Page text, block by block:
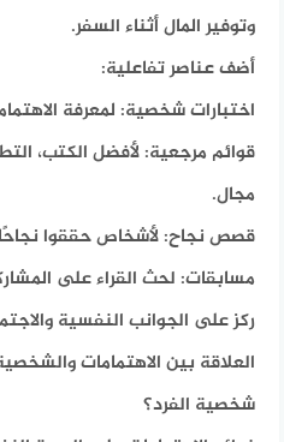
وتوفير المال أثناء السفر.
أضف عناصر تفاعلية:
اختبارات شخصية: لمعرفة
قوائم مرجعية: لأفضل الكتب،
مجال.
قصص نجاح: لأشخاص حققوا
مسابقات: لحث القراء على
ركز على الجوانب النفسية
العلاقة بين الاهتمامات
شخصية الفرد؟